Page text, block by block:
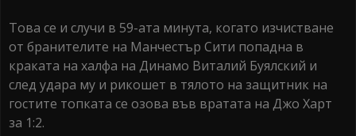
Това се и случи в 59-ата минута, когато изчистване
от бранителите на Манчестър Сити попадна в
краката на халфа на Динамо Виталий Буялский и
след удара му и рикошет в тялото на защитник на
гостите топката се озова във вратата на Джо Харт
за 1:2.